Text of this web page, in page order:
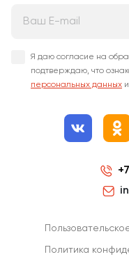
Я даю согласие на
подтверждаю, что
персональных данных и
Политика